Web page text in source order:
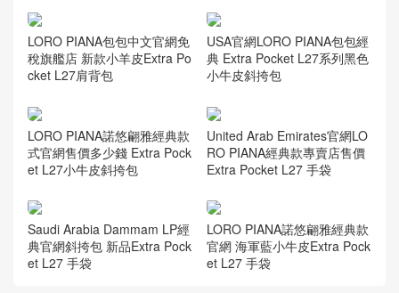
LORO PIANA包包中文官網免
稅旗艦店 新款小羊皮Extra Po
cket L27肩背包
USA官網LORO PIANA包包經
典 Extra Pocket L27系列黑色
小牛皮斜挎包
LORO PIANA諾悠翩雅經典款
式官網售價多少錢 Extra Pock
et L27小牛皮斜挎包
United Arab Emirates官網LO
RO PIANA經典款專賣店售價
Extra Pocket L27 手袋
Saudi Arabia Dammam LP經
典官網斜挎包 新品Extra Pock
et L27 手袋
LORO PIANA諾悠翩雅經典款
官網 海軍藍小牛皮Extra Pock
et L27 手袋